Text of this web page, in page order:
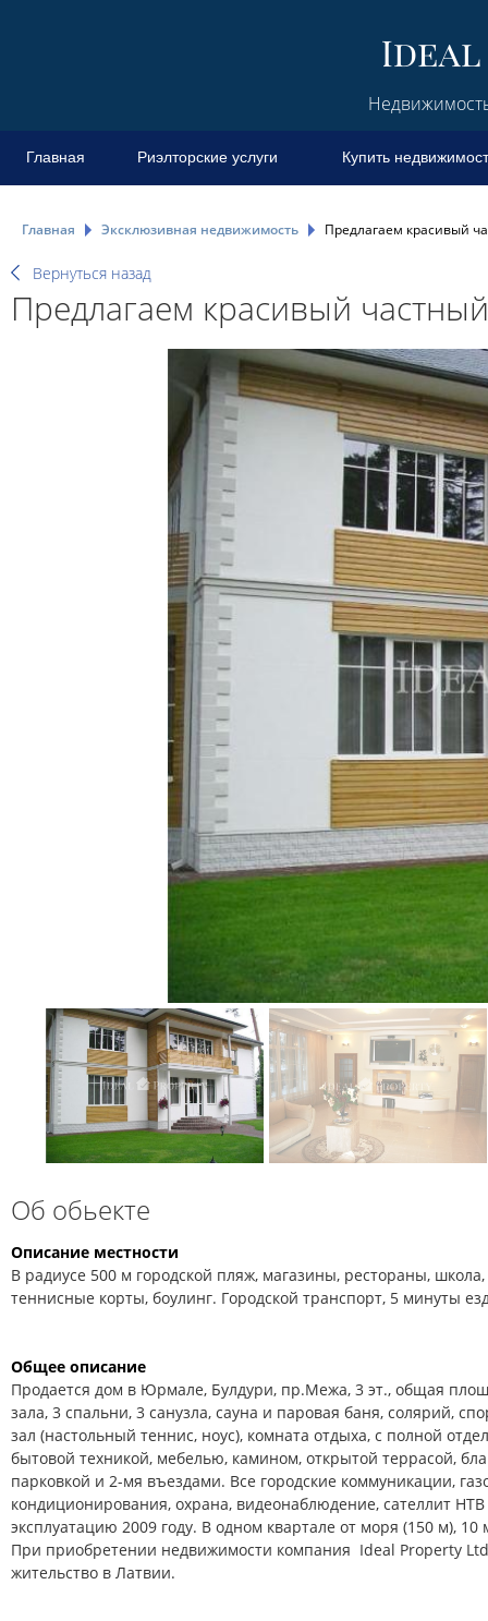
Главная Риэлторские услуги Купить
Главная Эксклюзивная недвижимость Предлагаем красивый
Вернуться назад
Предлагаем красивый
Об обьекте
Описание местности
В радиусе 500 м городской пляж, магазины, рестораны, школа,
теннисные корты, боулинг. Городской транспорт, 5 минуты
Общее описание
Продается дом в Юрмале, Булдури, пр.Межа, 3 эт., общая
зала, 3 спальни, 3 санузла, сауна и паровая баня, солярий,
зал (настольный теннис, ноус), комната отдыха, с полной
бытовой техникой, мебелью, камином, открытой террасой,
парковкой и 2-мя въездами. Все городские коммуникации,
кондиционирования, охрана, видеонаблюдение, сателлит
эксплуатацию 2009 году. В одном квартале от моря (150 м),
При приобретении недвижимости компания Ideal Property
жительство в Латвии.